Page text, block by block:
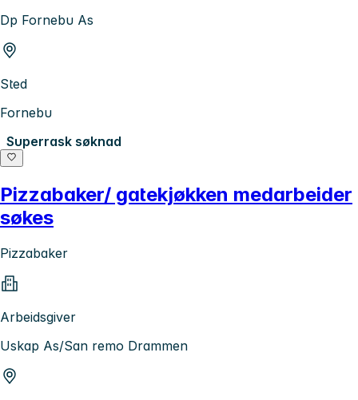
Dp Fornebu As
Sted
Fornebu
Superrask søknad
Pizzabaker/ gatekjøkken medarbeider
søkes
Pizzabaker
Arbeidsgiver
Uskap As/San remo Drammen